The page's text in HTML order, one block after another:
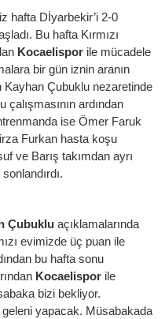
hafta Dİyarbekir’i 2-0
Bu hafta Kırmızı
Kocaelispor ile mücadele
bir gün iznin aranın
Kayhan Çubuklu nezaretinde
ardından
ise Ömer Faruk
Furkan hasta koşu
ve Barış takımdan ayrı
Çubuklu açıklamalarında
evimizde üç puan ile
bu hafta sonu
Kocaelispor ile
bizi bekliyor.
yapacak. Müsabakada